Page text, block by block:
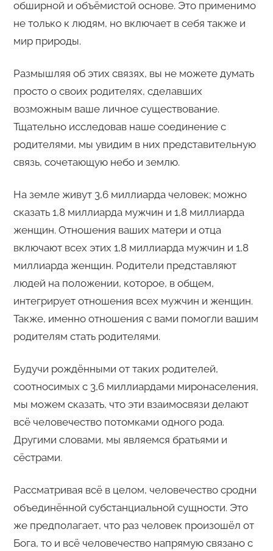
обширной и объёмистой основе. Это применимо
не только к людям, но включает в себя также и
мир природы.
Размышляя об этих связях, вы не можете думать
просто о своих родителях, сделавших
возможным ваше личное существование.
Тщательно исследовав наше соединение с
родителями, мы увидим в них представительную
связь, сочетающую небо и землю.
На земле живут 3,6 миллиарда человек; можно
сказать 1,8 миллиарда мужчин и 1,8 миллиарда
женщин. Отношения ваших матери и отца
включают всех этих 1,8 миллиарда мужчин и 1,8
миллиарда женщин. Родители представляют
людей на положении, которое, в общем,
интегрирует отношения всех мужчин и женщин.
Также, именно отношения с вами помогли вашим
родителям стать родителями.
Будучи рождёнными от таких родителей,
соотносимых с 3,6 миллиардами миронаселения,
мы можем сказать, что эти взаимосвязи делают
всё человечество потомками одного рода.
Другими словами, мы являемся братьями и
сёстрами.
Рассматривая всё в целом, человечество сродни
объединённой субстанциальной сущности. Это
же предполагает, что раз человек произошёл от
Бога, то и всё человечество напрямую связано с